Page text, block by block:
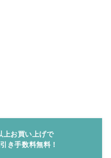
上お買い上げで
き手数料無料！